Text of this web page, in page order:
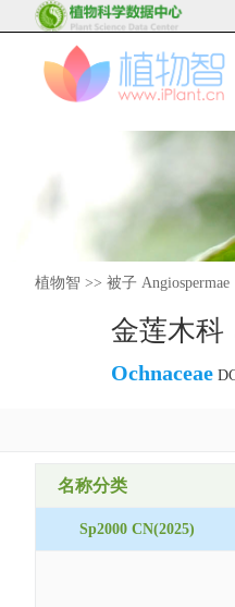
植物智 >> 被子 Angiospermae
金莲木科
Ochnaceae
名称分类
Sp2000 CN(2025)